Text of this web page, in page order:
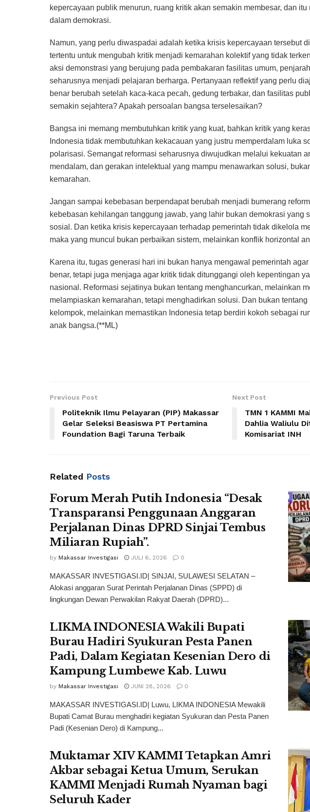
kepercayaan publik menurun, ruang kritik akan semakin membesar, dan
dalam demokrasi.
Namun, yang perlu diwaspadai adalah ketika krisis kepercayaan tersebut
tertentu untuk mengubah kritik menjadi kemarahan kolektif yang tidak
aksi demonstrasi yang berujung pada pembakaran fasilitas umum,
seharusnya menjadi pelajaran berharga. Pertanyaan reflektif yang perlu
benar berubah setelah kaca-kaca pecah, gedung terbakar, dan fasilitas
semakin sejahtera? Apakah persoalan bangsa terselesaikan?
Bangsa ini memang membutuhkan kritik yang kuat, bahkan kritik yang
Indonesia tidak membutuhkan kekacauan yang justru memperdalam luka
polarisasi. Semangat reformasi seharusnya diwujudkan melalui kekuatan
mendalam, dan gerakan intelektual yang mampu menawarkan solusi,
kemarahan.
Jangan sampai kebebasan berpendapat berubah menjadi bumerang
kebebasan kehilangan tanggung jawab, yang lahir bukan demokrasi yang
sosial. Dan ketika krisis kepercayaan terhadap pemerintah tidak dikelola
maka yang muncul bukan perbaikan sistem, melainkan konflik horizontal
Karena itu, tugas generasi hari ini bukan hanya mengawal pemerintah
benar, tetapi juga menjaga agar kritik tidak ditunggangi oleh kepentingan
nasional. Reformasi sejatinya bukan tentang menghancurkan, melainkan
melampiaskan kemarahan, tetapi menghadirkan solusi. Dan bukan tentang
kelompok, melainkan memastikan Indonesia tetap berdiri kokoh sebagai
anak bangsa.(**ML)
Previous Post
Politeknik Ilmu Pelayaran (PIP) Makassar
Gelar Seleksi Beasiswa PT Pertamina
Foundation Bagi Taruna Terbaik
Next Post
TMN 1 KAMMI
Dahlia Waliulu
Komisariat INH
Related Posts
Forum Merah Putih Indonesia “Desak
Transparansi Penggunaan Anggaran
Perjalanan Dinas DPRD Sinjai Tembus
Miliaran Rupiah”.
by Makassar Investigasi JULI 6, 2026 0
MAKASSAR INVESTIGASI.ID| SINJAI, SULAWESI SELATAN –
Alokasi anggaran Surat Perintah Perjalanan Dinas (SPPD) di
lingkungan Dewan Perwakilan Rakyat Daerah (DPRD)...
LIKMA INDONESIA Wakili Bupati
Burau Hadiri Syukuran Pesta Panen
Padi, Dalam Kegiatan Kesenian Dero di
Kampung Lumbewe Kab. Luwu
by Makassar Investigasi JUNI 28, 2026 0
MAKASSAR INVESTIGASI.ID| Luwu, LIKMA INDONESIA Mewakili
Bupati Camat Burau menghadiri kegiatan Syukuran dan Pesta Panen
Padi (Kesenian Dero) di Kampung...
Muktamar XIV KAMMI Tetapkan Amri
Akbar sebagai Ketua Umum, Serukan
KAMMI Menjadi Rumah Nyaman bagi
Seluruh Kader